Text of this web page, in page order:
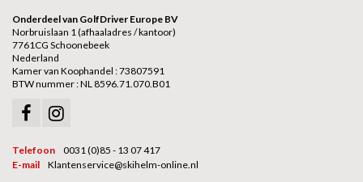
Onderdeel van GolfDriver Europe BV
Norbruislaan 1 (afhaaladres / kantoor)
7761CG Schoonebeek
Nederland
Kamer van Koophandel : 73807591
BTW nummer : NL 8596.71.070.B01
Telefoon
0031 (0)85 - 13 07 417
E-mail
Klantenservice@skihelm-online.nl